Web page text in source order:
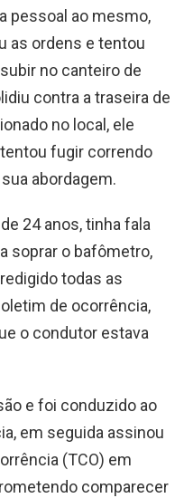
pessoal ao mesmo,
as ordens e tentou
no canteiro de
contra a traseira de
no local, ele
fugir correndo
abordagem.
24 anos, tinha fala
soprar o bafômetro,
todas as
de ocorrência,
o condutor estava
e foi conduzido ao
em seguida assinou
(TCO) em
comparecer